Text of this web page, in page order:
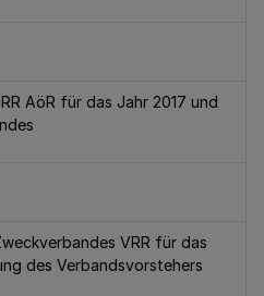
AöR für das Jahr 2017 und
VRR für das
des Verbandsvorstehers